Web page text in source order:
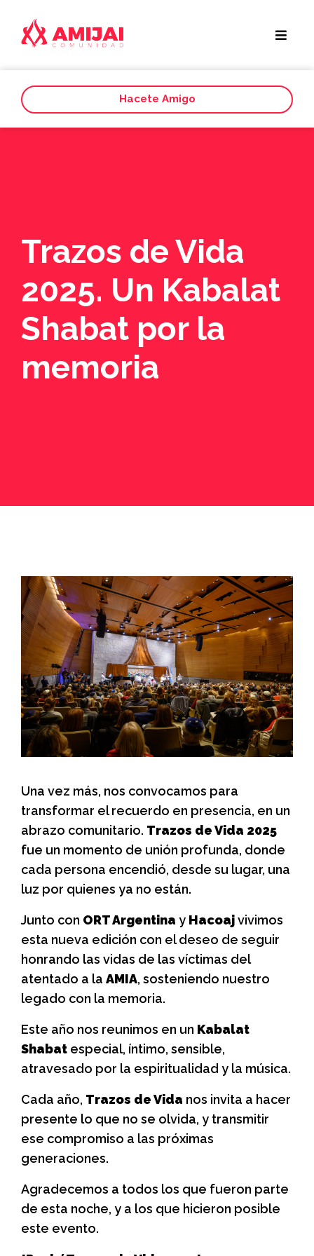
Hacete Amigo
Trazos de Vida
2025. Un Kabalat
Shabat por la
memoria
Una vez más, nos convocamos para
transformar el recuerdo en presencia, en un
abrazo comunitario. Trazos de Vida 2025
fue un momento de unión profunda, donde
cada persona encendió, desde su lugar, una
luz por quienes ya no están.
Junto con ORT Argentina y Hacoajvivimos
esta nueva edición con el deseo de seguir
honrando las vidas de las víctimas del
atentado a la AMIA, sosteniendo nuestro
legado con la memoria.
Este año nos reunimos en un Kabalat
Shabat especial, íntimo, sensible,
atravesado por la espiritualidad y la música.
Cada año, Trazos de Vida nos invita a hacer
presente lo que no se olvida, y transmitir
ese compromiso a las próximas
generaciones.
Agradecemos a todos los que fueron parte
de esta noche, y a los que hicieron posible
este evento.